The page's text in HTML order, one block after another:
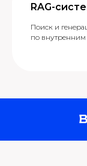
RAG-
Поиск и
по